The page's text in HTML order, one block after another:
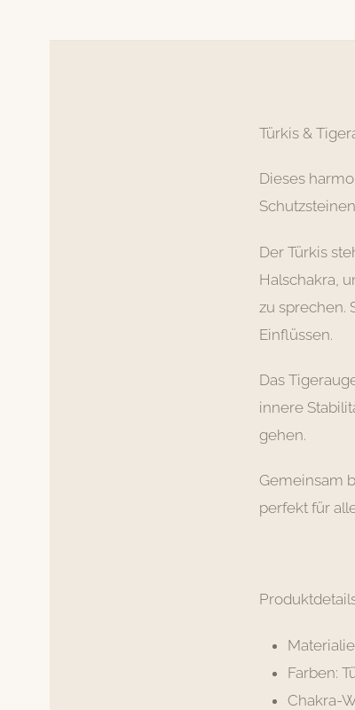
Türkis &
Dieses
Der Türkis
Halschakra,
zu sprechen.
Einflüssen.
Das
innere
gehen.
Gemeinsam
perfekt für
Farben:
Chakra-